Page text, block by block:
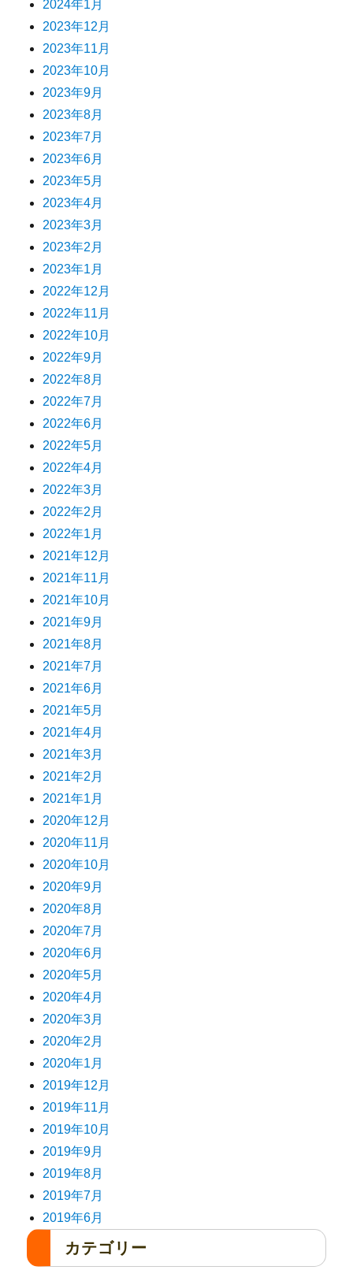
2024年1月
2023年12月
2023年11月
2023年10月
2023年9月
2023年8月
2023年7月
2023年6月
2023年5月
2023年4月
2023年3月
2023年2月
2023年1月
2022年12月
2022年11月
2022年10月
2022年9月
2022年8月
2022年7月
2022年6月
2022年5月
2022年4月
2022年3月
2022年2月
2022年1月
2021年12月
2021年11月
2021年10月
2021年9月
2021年8月
2021年7月
2021年6月
2021年5月
2021年4月
2021年3月
2021年2月
2021年1月
2020年12月
2020年11月
2020年10月
2020年9月
2020年8月
2020年7月
2020年6月
2020年5月
2020年4月
2020年3月
2020年2月
2020年1月
2019年12月
2019年11月
2019年10月
2019年9月
2019年8月
2019年7月
2019年6月
カテゴリー